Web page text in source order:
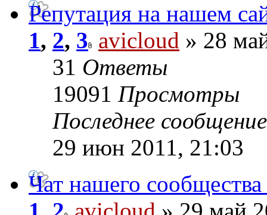
Репутация на нашем
1, 2, 3 avicloud » 28
31 Ответы
19091 Просмотры
Последнее
29 июн 2011, 21:03
Чат нашего